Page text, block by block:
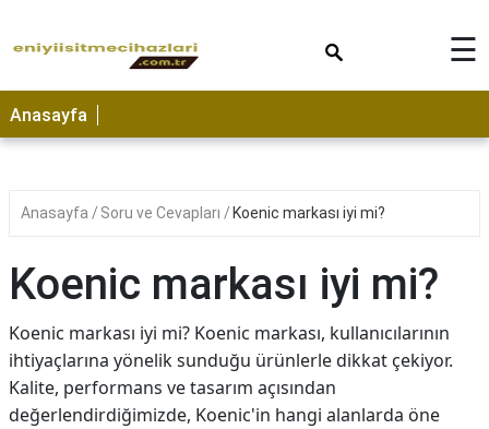
☰
Anasayfa
Anasayfa Soru ve Cevapları Koenic markası iyi mi?
Koenic markası iyi mi?
Koenic markası iyi mi? Koenic markası, kullanıcılarının
ihtiyaçlarına yönelik sunduğu ürünlerle dikkat çekiyor.
Kalite, performans ve tasarım açısından
değerlendirdiğimizde, Koenic'in hangi alanlarda öne